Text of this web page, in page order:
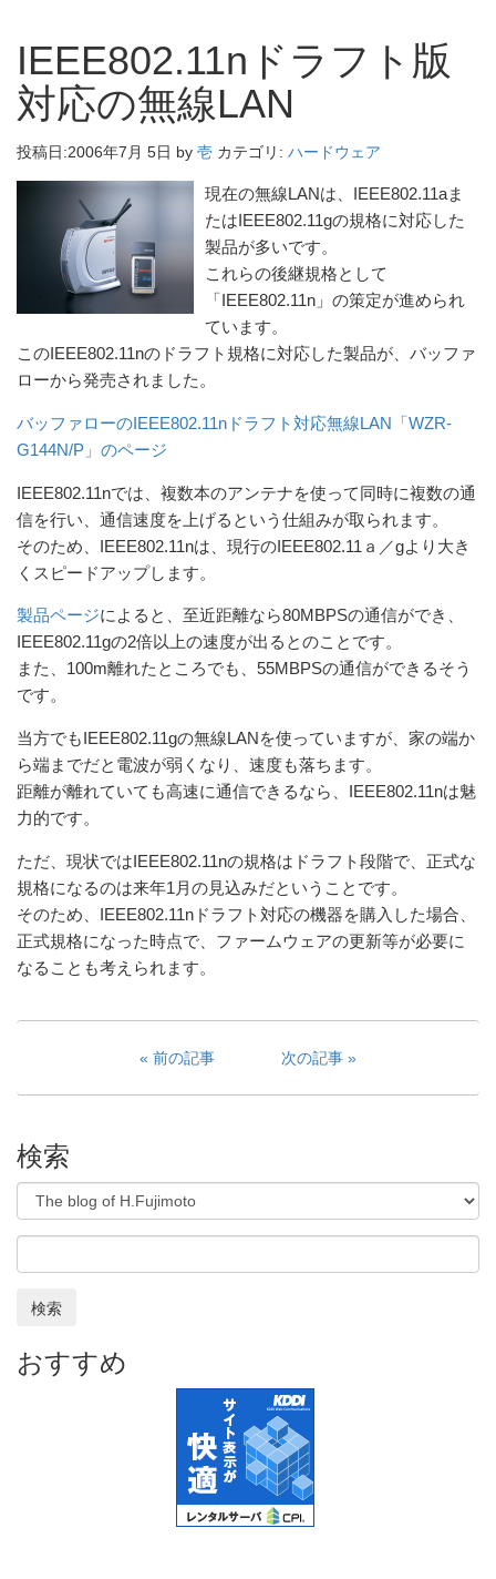
IEEE802.11nドラフト版
対応の無線LAN
投稿日:2006年7月 5日 by 壱 カテゴリ: ハードウェア
現在の無線LANは、IEEE802.11aま
たはIEEE802.11gの規格に対応した
製品が多いです。
これらの後継規格として
「IEEE802.11n」の策定が進められ
ています。
このIEEE802.11nのドラフト規格に対応した製品が、バッファ
ローから発売されました。
バッファローのIEEE802.11nドラフト対応無線LAN「WZR-
G144N/P」のページ
IEEE802.11nでは、複数本のアンテナを使って同時に複数の通
信を行い、通信速度を上げるという仕組みが取られます。
そのため、IEEE802.11nは、現行のIEEE802.11ａ／gより大き
くスピードアップします。
製品ページによると、至近距離なら80MBPSの通信ができ、
IEEE802.11gの2倍以上の速度が出るとのことです。
また、100m離れたところでも、55MBPSの通信ができるそう
です。
当方でもIEEE802.11gの無線LANを使っていますが、家の端か
ら端までだと電波が弱くなり、速度も落ちます。
距離が離れていても高速に通信できるなら、IEEE802.11nは魅
力的です。
ただ、現状ではIEEE802.11nの規格はドラフト段階で、正式な
規格になるのは来年1月の見込みだということです。
そのため、IEEE802.11nドラフト対応の機器を購入した場合、
正式規格になった時点で、ファームウェアの更新等が必要に
なることも考えられます。
前の記事 次の記事
検索
検索
おすすめ